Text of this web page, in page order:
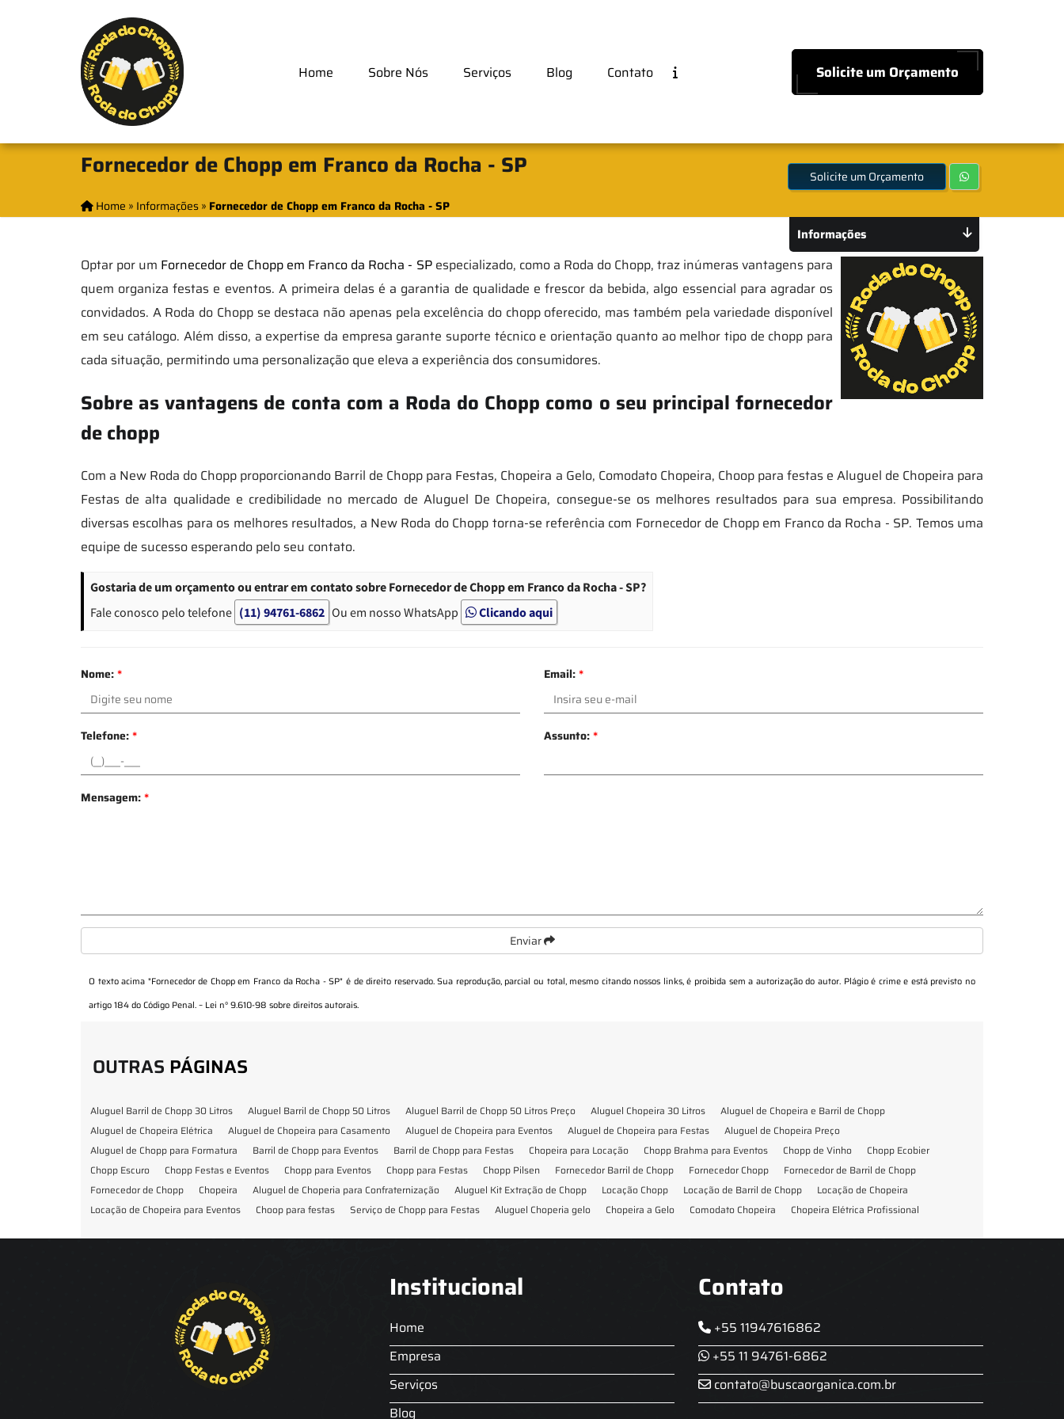
Home Sobre Nós Serviços Blog Contato Solicite um Orçamento
Fornecedor de Chopp em Franco da Rocha - SP
Home » Informações» Fornecedor de Chopp em Franco da Rocha - SP
Solicite um Orçamento
Optar por um Fornecedor de Chopp em Franco da Rocha - SPespecializado, como a Roda do Chopp, traz inúmeras vantagens para
quem organiza festas e eventos. A primeira delas é a garantia de qualidade e frescor da bebida, algo essencial para agradar os
convidados. A Roda do Chopp se destaca não apenas pela excelência do chopp oferecido, mas também pela variedade disponível
em seu catálogo. Além disso, a expertise da empresa garante suporte técnico e orientação quanto ao melhor tipo de chopp para
cada situação, permitindo uma personalização que eleva a experiência dos consumidores.
Sobre as vantagens de conta com a Roda do Chopp como o seu principal fornecedor
de chopp
Com a New Roda do Chopp proporcionando Barril de Chopp para Festas, Chopeira a Gelo, Comodato Chopeira, Choop para festas e Aluguel de Chopeira para
Festas de alta qualidade e credibilidade no mercado de Aluguel De Chopeira, consegue-se os melhores resultados para sua empresa. Possibilitando
diversas escolhas para os melhores resultados, a New Roda do Chopp torna-se referência com Fornecedor de Chopp em Franco da Rocha - SP. Temos uma
equipe de sucesso esperando pelo seu contato.
Gostaria de um orçamento ou entrar em contato sobre Fornecedor de Chopp em Franco da Rocha - SP?
Fale conosco pelo telefone (11) 94761-6862 Ou em nosso WhatsApp Clicando aqui
Nome:* Email:*
Telefone:* Assunto:*
Mensagem:*
Enviar
O texto acima "Fornecedor de Chopp em Franco da Rocha - SP" é de direito reservado. Sua reprodução, parcial ou total, mesmo citando nossos links, é proibida sem a autorização do autor. Plágio é crime e está previsto no
artigo 184 do Código Penal. – Lei n° 9.610-98 sobre direitos autorais.
Informações
OUTRAS PÁGINAS
Aluguel Barril de Chopp 30 Litros Aluguel Barril de Chopp 50 Litros Aluguel Barril de Chopp 50 Litros Preço Aluguel Chopeira 30 Litros
Aluguel de Chopeira e Barril de Chopp
Aluguel de Chopeira Elétrica
Aluguel de Chopeira para Casamento Aluguel de Chopeira para Eventos Aluguel de Chopeira para Festas
Aluguel de Chopeira Preço
Aluguel de Chopp para Formatura
Barril de Chopp para Eventos Barril de Chopp para Festas Chopeira para Locação Chopp Brahma para Eventos Chopp de Vinho
Chopp Ecobier
Chopp Escuro
Chopp Festas e Eventos Chopp para Eventos Chopp para Festas Chopp Pilsen Fornecedor Barril de Chopp Fornecedor Chopp
Fornecedor de Barril de Chopp
Fornecedor de Chopp
Chopeira Aluguel de Choperia para Confraternização Aluguel Kit Extração de Chopp Locação Chopp Locação de Barril de Chopp
Locação de Chopeira
Locação de Chopeira para Eventos
Choop para festas Serviço de Chopp para Festas Aluguel Choperia gelo Chopeira a Gelo Comodato Chopeira
Chopeira Elétrica Profissional
Institucional
Home
Empresa
Serviços
Blog
Contato
+55 11947616862
+55 11 94761-6862
contato@buscaorganica.com.br